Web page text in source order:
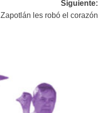
Siguiente:
Zapotlán les robó el corazón